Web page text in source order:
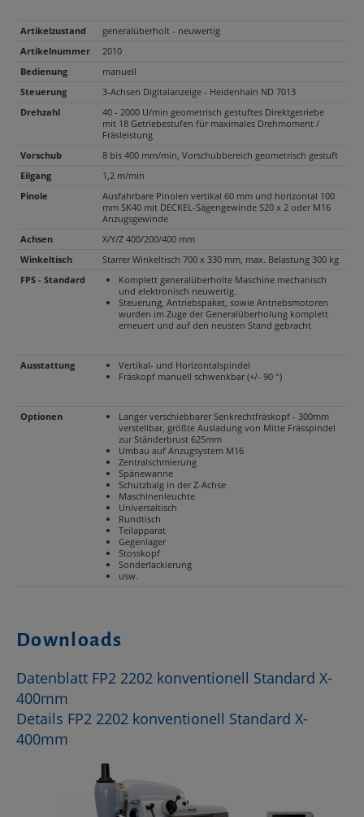
Artikelzustand
generalüberholt - neuwertig
Artikelnummer
2010
Bedienung
manuell
Steuerung
3-Achsen Digitalanzeige - Heidenhain ND 7013
Drehzahl
40 - 2000 U/min geometrisch gestuftes Direktgetriebe
mit 18 Getriebestufen für maximales Drehmoment /
Fräsleistung
Vorschub
8 bis 400 mm/min, Vorschubbereich geometrisch gestuft
Eilgang
1,2 m/min
Pinole
Ausfahrbare Pinolen vertikal 60 mm und horizontal 100
mm SK40 mit DECKEL-Sägengewinde S20 x 2 oder M16
Anzugsgewinde
Achsen
X/Y/Z 400/200/400 mm
Winkeltisch
Starrer Winkeltisch 700 x 330 mm, max. Belastung 300 kg
FPS - Standard
Komplett generalüberholte Maschine mechanisch
und elektronisch neuwertig.
Steuerung, Antriebspaket, sowie Antriebsmotoren
wurden im Zuge der Generalüberholung komplett
erneuert und auf den neusten Stand gebracht
Ausstattung
Vertikal- und Horizontalspindel
Fräskopf manuell schwenkbar (+/- 90 °)
Optionen
Langer verschiebbarer Senkrechtfräskopf - 300mm
verstellbar, größte Ausladung von Mitte Frässpindel
zur Ständerbrust 625mm
Umbau auf Anzugsystem M16
Zentralschmierung
Spänewanne
Schutzbalg in der Z-Achse
Maschinenleuchte
Universaltisch
Rundtisch
Teilapparat
Gegenlager
Stosskopf
Sonderlackierung
usw.
Downloads
Datenblatt FP2 2202 konventionell Standard X-
400mm
Details FP2 2202 konventionell Standard X-
400mm